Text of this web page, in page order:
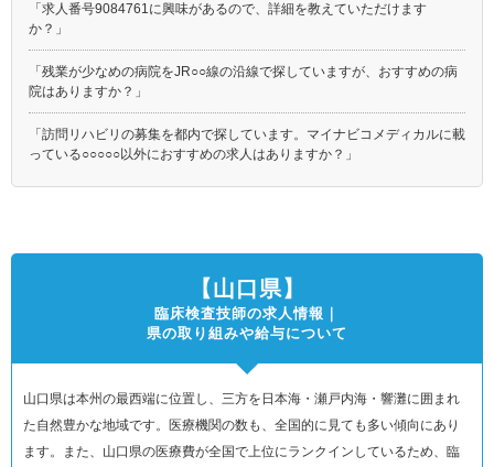
「求人番号9084761に興味があるので、詳細を教えていただけます
か？」
「残業が少なめの病院をJR○○線の沿線で探していますが、おすすめの病
院はありますか？」
「訪問リハビリの募集を都内で探しています。マイナビコメディカルに載
っている○○○○○以外におすすめの求人はありますか？」
【山口県】
臨床検査技師の求人情報｜
県の取り組みや給与について
山口県は本州の最西端に位置し、三方を日本海・瀬戸内海・響灘に囲まれ
た自然豊かな地域です。医療機関の数も、全国的に見ても多い傾向にあり
ます。また、山口県の医療費が全国で上位にランクインしているため、臨